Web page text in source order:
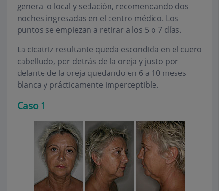
general o local y sedación, recomendando dos
noches ingresadas en el centro médico. Los
puntos se empiezan a retirar a los 5 o 7 días.
La cicatriz resultante queda escondida en el cuero
cabelludo, por detrás de la oreja y justo por
delante de la oreja quedando en 6 a 10 meses
blanca y prácticamente imperceptible.
Caso 1